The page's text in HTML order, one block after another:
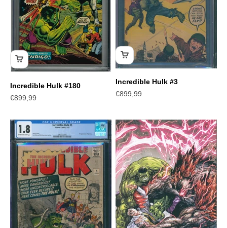
Incredible Hulk #180
Angebot
€899,99
Incredible Hulk #3
Angebot
€899,99